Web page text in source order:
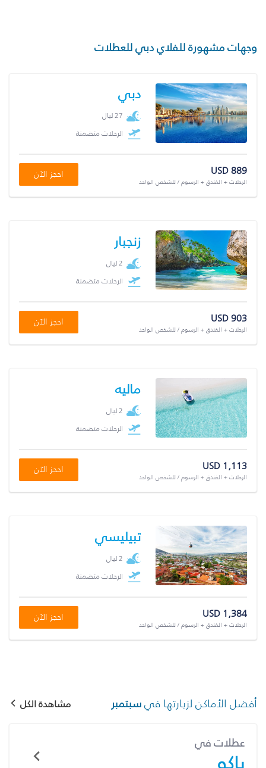
وجهات مشهورة للفلاي دبي للعطلات
دبي
27 ليال
الرحلات متضمنة
USD 889
الرحلات + الفندق + الرسوم / للشخص الواحد
احجز الآن
زنجبار
2 ليال
الرحلات متضمنة
USD 903
الرحلات + الفندق + الرسوم / للشخص الواحد
احجز الآن
ماليه
2 ليال
الرحلات متضمنة
USD 1,113
الرحلات + الفندق + الرسوم / للشخص الواحد
احجز الآن
تبيليسي
2 ليال
الرحلات متضمنة
USD 1,384
الرحلات + الفندق + الرسوم / للشخص الواحد
احجز الآن
أفضل الأماكن لزيارتها فيسبتمبر مشاهدة الكل
عطلات في